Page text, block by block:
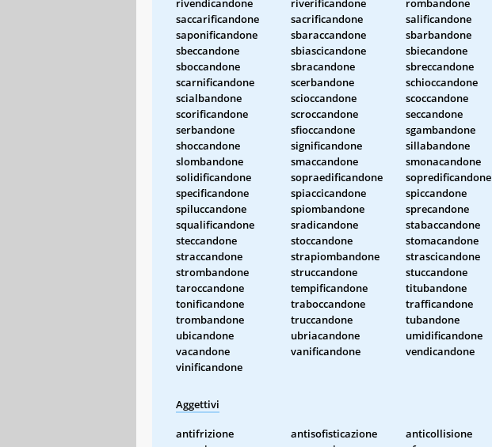
saccarificandone
sacrificandone salificandone
saponificandone
sbaraccandone sbarbandone
sbeccandone
sbiascicandone sbiecandone
sboccandone
sbracandone sbreccandone
scarnificandone
scerbandone schioccandone
scialbandone
scioccandone scoccandone
scorificandone
scroccandone seccandone
serbandone
sfioccandone sgambandone
shoccandone
significandone sillabandone
slombandone
smaccandone smonacandone
solidificandone
sopraedificandone sopredificandone
specificandone
spiaccicandone spiccandone
spiluccandone
spiombandone sprecandone
squalificandone
sradicandone stabaccandone
steccandone
stoccandone stomacandone
straccandone
strapiombandone strascicandone
strombandone
struccandone stuccandone
taroccandone
tempificandone titubandone
tonificandone
traboccandone trafficandone
trombandone
truccandone tubandone
ubicandone
ubriacandone umidificandone
vacandone
vanificandone vendicandone
vinificandone
Aggettivi
antifrizione antisofisticazione anticollisione